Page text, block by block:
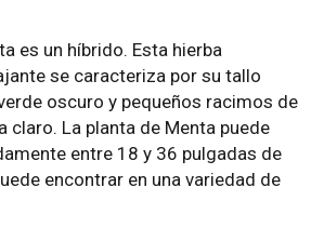
es un híbrido. Esta hierba
se caracteriza por su tallo
oscuro y pequeños racimos de
claro. La planta de Menta puede
entre 18 y 36 pulgadas de
encontrar en una variedad de